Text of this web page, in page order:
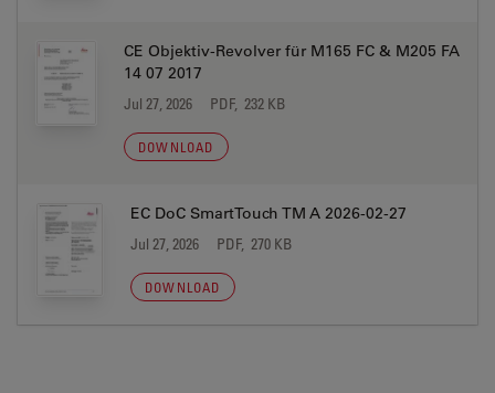
CE Objektiv-Revolver für M165 FC & M205 FA
14 07 2017
Jul 27, 2026 PDF, 232 KB
DOWNLOAD
EC DoC SmartTouch TM A 2026-02-27
Jul 27, 2026 PDF, 270 KB
DOWNLOAD